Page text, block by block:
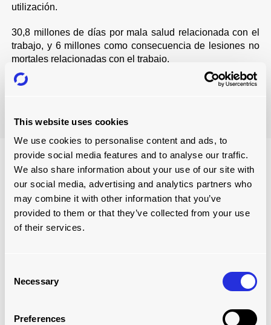
This website uses cookies
We use cookies to personalise content and ads, to
provide social media features and to analyse our traffic.
We also share information about your use of our site with
our social media, advertising and analytics partners who
may combine it with other information that you’ve
provided to them or that they’ve collected from your use
of their services.
Selection
Necessary
Preferences
utilización.
30,8 millones de días por mala salud relacionada con el
trabajo, y 6 millones como consecuencia de lesiones no
mortales relacionadas con el trabajo.
30,8 millones de días por mala salud relacionada con el
empleados de tareas que consumen mucho tiempo para